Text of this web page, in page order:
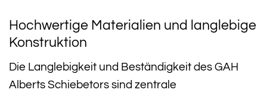
Hochwertige Materialien und langlebige
Konstruktion
Die Langlebigkeit und Beständigkeit des GAH
Alberts Schiebetors sind zentrale